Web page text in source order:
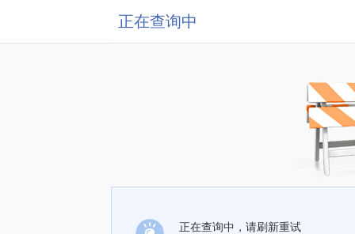
正在查询中
正在查询中，请刷新重试